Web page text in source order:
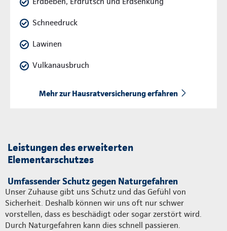
Schneedruck
Lawinen
Vulkanausbruch
Mehr zur Hausratversicherung erfahren
Leistungen des erweiterten
Elementarschutzes
Umfassender Schutz gegen Naturgefahren
Unser Zuhause gibt uns Schutz und das Gefühl von
Sicherheit. Deshalb können wir uns oft nur schwer
vorstellen, dass es beschädigt oder sogar zerstört wird.
Durch Naturgefahren kann dies schnell passieren.